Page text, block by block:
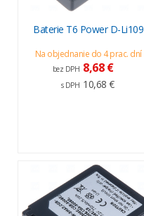
Baterie T6 Power D-Li109
Na objednanie do 4 prac. dní
bez DPH 8,68 €
s DPH 10,68 €